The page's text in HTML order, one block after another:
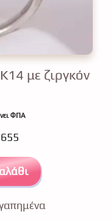
με ζιργκόν
ΦΠΑ